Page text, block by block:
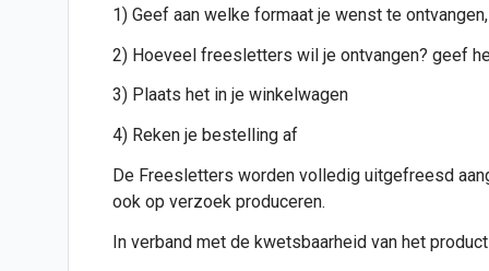
1) Geef aan welke formaat je wenst te
2) Hoeveel freesletters wil je ontvangen? geef
3) Plaats het in je winkelwagen
4) Reken je bestelling af
De Freesletters worden volledig uitgefreesd
ook op verzoek produceren.
In verband met de kwetsbaarheid van het